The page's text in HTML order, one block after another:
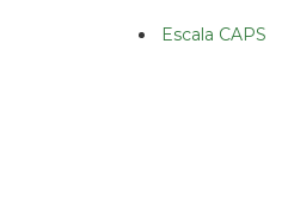
Escala CAPS